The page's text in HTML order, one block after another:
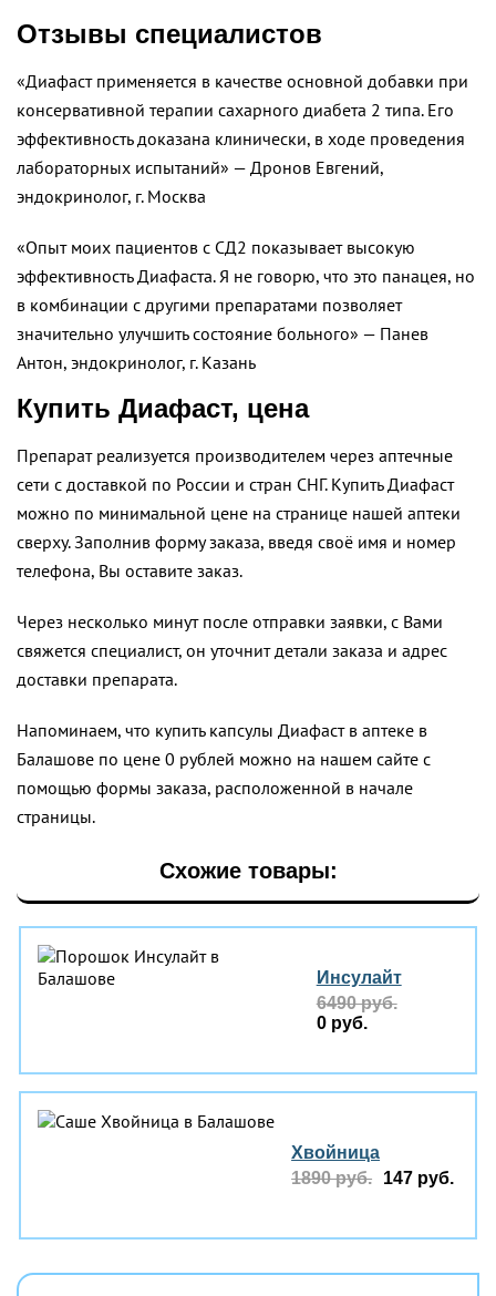
Отзывы специалистов
«Диафаст применяется в качестве основной добавки при
консервативной терапии сахарного диабета 2 типа. Его
эффективность доказана клинически, в ходе проведения
лабораторных испытаний» — Дронов Евгений,
эндокринолог, г. Москва
«Опыт моих пациентов с СД2 показывает высокую
эффективность Диафаста. Я не говорю, что это панацея, но
в комбинации с другими препаратами позволяет
значительно улучшить состояние больного» — Панев
Антон, эндокринолог, г. Казань
Купить Диафаст, цена
Препарат реализуется производителем через аптечные
сети с доставкой по России и стран СНГ. Купить Диафаст
можно по минимальной цене на странице нашей аптеки
сверху. Заполнив форму заказа, введя своё имя и номер
телефона, Вы оставите заказ.
Через несколько минут после отправки заявки, с Вами
свяжется специалист, он уточнит детали заказа и адрес
доставки препарата.
Напоминаем, что купить капсулы Диафаст в аптеке в
Балашове по цене 0 рублей можно на нашем сайте с
помощью формы заказа, расположенной в начале
страницы.
Схожие товары:
Инсулайт
6490 руб.
0 руб.
Хвойница
1890 руб.
147 руб.